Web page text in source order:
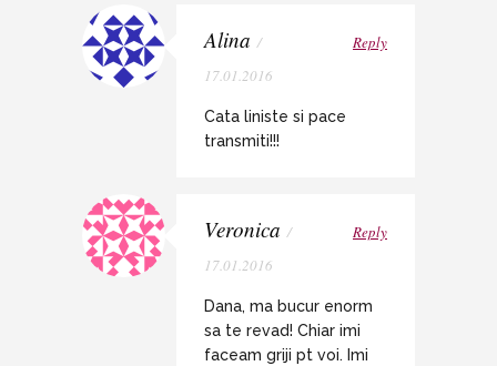
Alina /
17.01.2016
Reply
Cata liniste si pace
transmiti!!!
Veronica /
17.01.2016
Reply
Dana, ma bucur enorm
sa te revad! Chiar imi
faceam griji pt voi. Imi